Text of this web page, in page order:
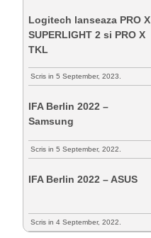
Logitech lanseaza PRO X
SUPERLIGHT 2 si PRO X
TKL
Scris in 5 September, 2023.
IFA Berlin 2022 –
Samsung
Scris in 5 September, 2022.
IFA Berlin 2022 – ASUS
Scris in 4 September, 2022.